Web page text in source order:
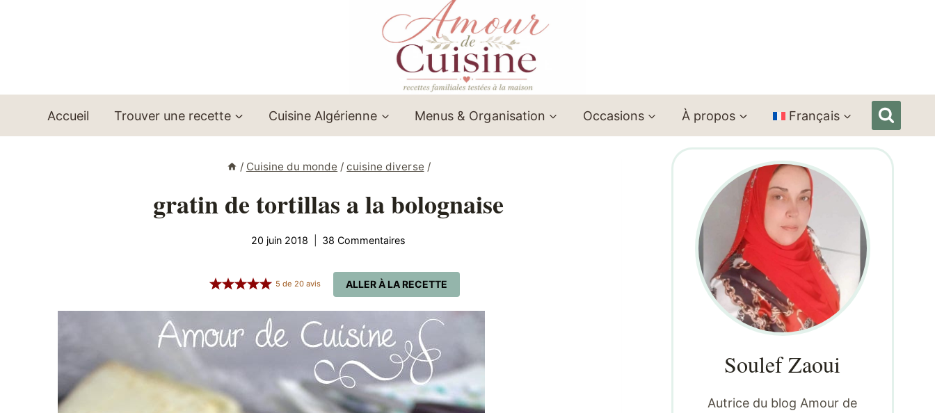
Accueil Trouver une recette Cuisine Algérienne Menus & Organisation Occasions À propos Français
/ Cuisine du monde / cuisine diverse /
gratin de tortillas a la bolognaise
20 juin 2018 38 Commentaires
ALLER À LA RECETTE
5 de 20avis
Soulef Zaoui
Autrice du blog Amour de